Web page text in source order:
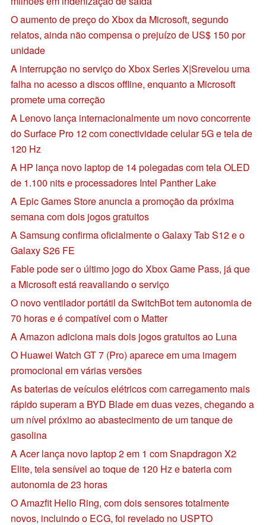
O aumento de preço do Xbox da Microsoft, segundo
relatos, ainda não compensa o prejuízo de US$ 150 por
unidade
A interrupção no serviço do Xbox Series X|Srevelou uma
falha no acesso a discos offline, enquanto a Microsoft
promete uma correção
A Lenovo lança internacionalmente um novo concorrente
do Surface Pro 12 com conectividade celular 5G e tela de
120 Hz
A HP lança novo laptop de 14 polegadas com tela OLED
de 1.100 nits e processadores Intel Panther Lake
A Epic Games Store anuncia a promoção da próxima
semana com dois jogos gratuitos
A Samsung confirma oficialmente o Galaxy Tab S12 e o
Galaxy S26 FE
Fable pode ser o último jogo do Xbox Game Pass, já que
a Microsoft está reavaliando o serviço
O novo ventilador portátil da SwitchBot tem autonomia de
70 horas e é compatível com o Matter
A Amazon adiciona mais dois jogos gratuitos ao Luna
O Huawei Watch GT 7 (Pro) aparece em uma imagem
promocional em várias versões
As baterias de veículos elétricos com carregamento mais
rápido superam a BYD Blade em duas vezes, chegando a
um nível próximo ao abastecimento de um tanque de
gasolina
A Acer lança novo laptop 2 em 1 com Snapdragon X2
Elite, tela sensível ao toque de 120 Hz e bateria com
autonomia de 23 horas
O Amazfit Helio Ring, com dois sensores totalmente
novos, incluindo o ECG, foi revelado no USPTO